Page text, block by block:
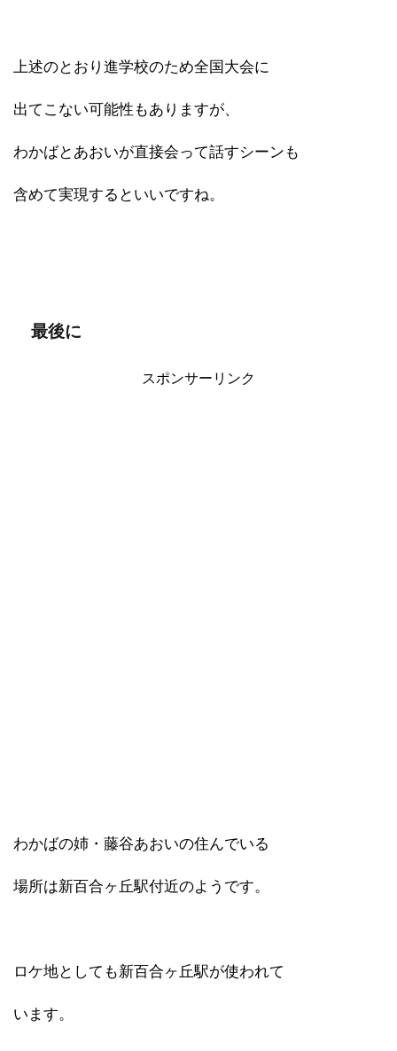
上述のとおり進学校のため全国大会に
出てこない可能性もありますが、
わかばとあおいが直接会って話すシーンも
含めて実現するといいですね。
最後に
スポンサーリンク
わかばの姉・藤谷あおいの住んでいる
場所は新百合ヶ丘駅付近のようです。
ロケ地としても新百合ヶ丘駅が使われて
います。